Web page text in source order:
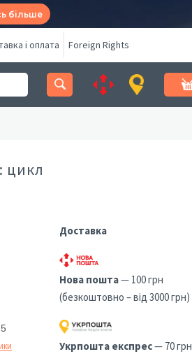
більше
і оплата Foreign Rights
цикл
Доставка
Нова пошта— 100 грн
(безкоштовно – від 3000 грн)
Укрпошта експрес— 70 грн